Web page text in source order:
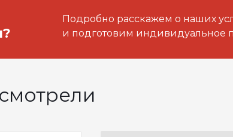
Подробно расскажем о наших
и подготовим индивидуальное